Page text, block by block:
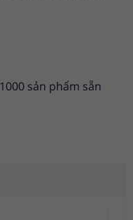
1000sản phẩm sẵn